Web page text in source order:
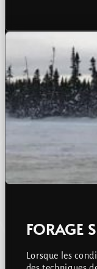
FORAGE
Lorsque les